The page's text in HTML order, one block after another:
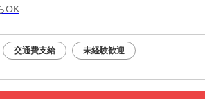
OK
交通費支給 未経験歓迎